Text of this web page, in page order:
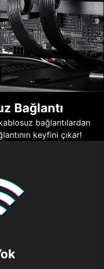
Bağlantı
bağlantılardan
keyfini çıkar!